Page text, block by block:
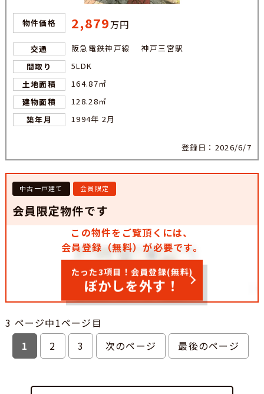
物件価格 2,879万円
交通
阪急電鉄神戸線 神戸三宮駅
間取り
5LDK
土地面積
164.87㎡
建物面積
128.28㎡
築年月
1994年 2月
登録日：2026/6/7
中古一戸建て 会員限定
会員限定物件です
この物件をご覧頂くには、
会員登録（無料）が必要です。
たった3項目！会員登録(無料)
ぼかしを外す！
3 ページ中1ページ目
1
2 3 次のページ 最後のページ